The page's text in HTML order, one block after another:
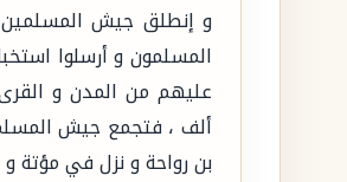
و إنطلق جيش المسلمين
المسلمون و أرسلوا
عليهم من المدن و
ألف ، فتجمع جيش
بن رواحة و نزل في مؤتة